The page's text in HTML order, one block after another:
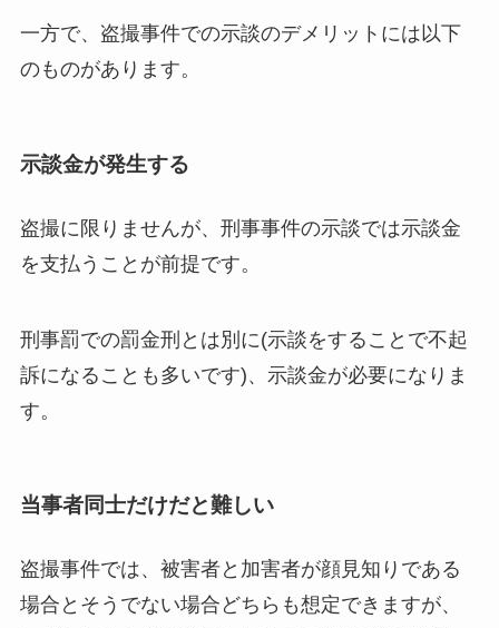
一方で、盗撮事件での示談のデメリットには以下
のものがあります。
示談金が発生する
盗撮に限りませんが、刑事事件の示談では示談金
を支払うことが前提です。
刑事罰での罰金刑とは別に(示談をすることで不起
訴になることも多いです)、示談金が必要になりま
す。
当事者同士だけだと難しい
盗撮事件では、被害者と加害者が顔見知りである
場合とそうでない場合どちらも想定できますが、